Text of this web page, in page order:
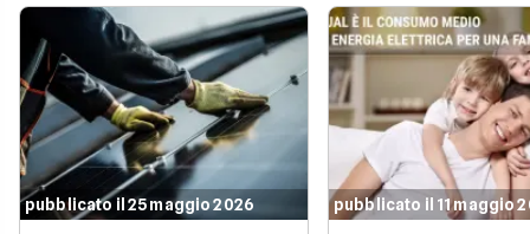
pubblicato il 25 maggio 2026 pubblicato il 11 maggio